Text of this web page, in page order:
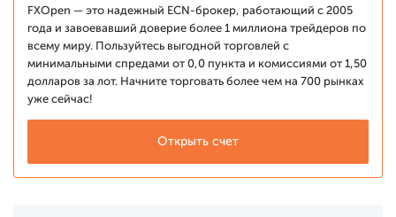
FXOpen — это надежный ECN-брокер, работающий с 2005
года и завоевавший доверие более 1 миллиона трейдеров по
всему миру. Пользуйтесь выгодной торговлей с
минимальными спредами от 0,0 пункта и комиссиями от 1,50
долларов за лот. Начните торговать более чем на 700 рынках
уже сейчас!
Открыть счет